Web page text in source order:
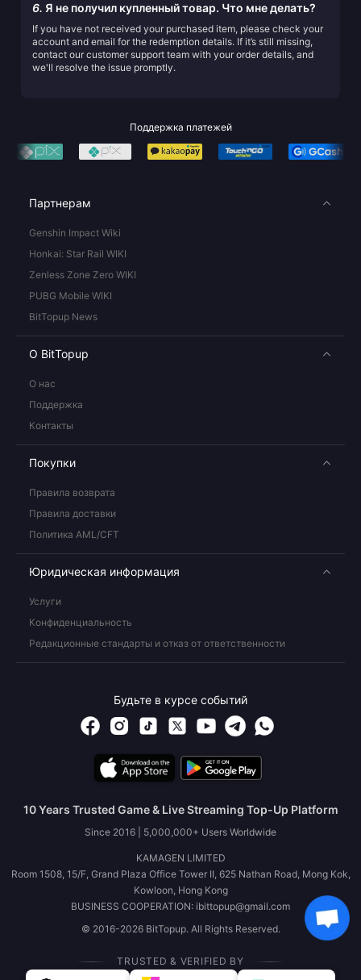
6. Я не получил купленный товар. Что мне делать?
If you have not received your purchased item, please check your
account and email for the redemption details. If it’s still missing,
contact our customer support team with your order details, and
we'll resolve the issue promptly.
Поддержка платежей
Партнерам
Genshin Impact Wiki
Honkai: Star Rail WIKI
Zenless Zone Zero WIKI
PUBG Mobile WIKI
BitTopup News
О BitTopup
О нас
Поддержка
Контакты
Покупки
Правила возврата
Правила доставки
Политика AML/CFT
Юридическая информация
Услуги
Конфиденциальность
Редакционные стандарты и отказ от ответственности
Будьте в курсе событий
10 Years Trusted Game & Live Streaming Top-Up Platform
Since 2016 | 5,000,000+ Users Worldwide
KAMAGEN LIMITED
Room 1508, 15/F, Grand Plaza Office Tower II, 625 Nathan Road, Mong Kok,
Kowloon, Hong Kong
BUSINESS COOPERATION: ibittopup@gmail.com
© 2016-2026 BitTopup. All Rights Reserved.
TRUSTED & VERIFIED BY